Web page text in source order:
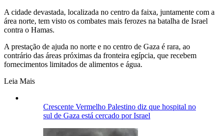
A cidade devastada, localizada no centro da faixa, juntamente com a
área norte, tem visto os combates mais ferozes na batalha de Israel
contra o Hamas.
A prestação de ajuda no norte e no centro de Gaza é rara, ao
contrário das áreas próximas da fronteira egípcia, que recebem
fornecimentos limitados de alimentos e água.
Leia Mais
Crescente Vermelho Palestino diz que hospital no
sul de Gaza está cercado por Israel